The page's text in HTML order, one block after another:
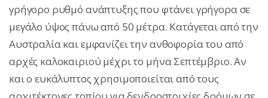
γρήγορο ρυθμό ανάπτυξης που φτάνει γρήγορα σε
μεγάλο ύψος πάνω από 50 μέτρα. Κατάγεται από την
Αυστραλία και εμφανίζει την ανθοφορία του από
αρχές καλοκαιριού μέχρι το μήνα Σεπτέμβριο. Αν
και ο ευκάλυπτος χρησιμοποιείται από τους